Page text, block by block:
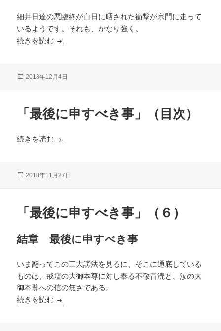
細井日達の悪臨終が白日に晒された衝撃が宗門に走って
いるようです。それも、かなり強く。
続きを読む 「細井日達の悪臨終についての反論」のウソ
投
2018年12月4日
「最後に申すべき事」（目次）
続きを読む 「最後に申すべき事」（目次）
投
2018年11月27日
「最後に申すべき事」（６）
結章 最後に申すべき事
いま翻ってこの三大謗法を見るに、そこに通底している
ものは、戒壇の大御本尊に対し奉る不敬冒涜と、汝の大
御本尊への信の無さである。
続きを読む 「最後に申すべき事」（６）